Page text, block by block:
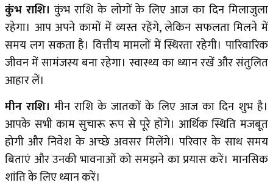
कुंभ राशि। कुंभ राशि के लोगों के लिए आज का दिन मिलाजुला
रहेगा। आप अपने कामों में व्यस्त रहेंगे, लेकिन सफलता मिलने में
समय लग सकता है। वित्तीय मामलों में स्थिरता रहेगी। पारिवारिक
जीवन में सामंजस्य बना रहेगा। स्वास्थ्य का ध्यान रखें और संतुलित
आहार लें।
मीन राशि। मीन राशि के जातकों के लिए आज का दिन शुभ है।
आपके सभी काम सुचारू रूप से पूरे होंगे। आर्थिक स्थिति मजबूत
होगी और निवेश के अच्छे अवसर मिलेंगे। परिवार के साथ समय
बिताएं और उनकी भावनाओं को समझने का प्रयास करें। मानसिक
शांति के लिए ध्यान करें।